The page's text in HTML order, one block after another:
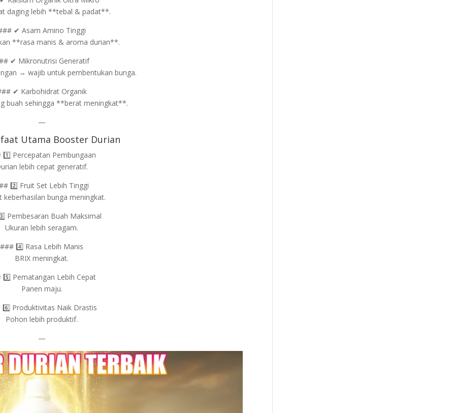
daging lebih **tebal & padat**.
✔ Asam Amino Tinggi
**rasa manis & aroma durian**.
✔ Mikronutrisi Generatif
→ wajib untuk pembentukan bunga.
✔ Karbohidrat Organik
buah sehingga **berat meningkat**.
—
Utama Booster Durian
Percepatan Pembungaan
lebih cepat generatif.
2️⃣ Fruit Set Lebih Tinggi
keberhasilan bunga meningkat.
Pembesaran Buah Maksimal
Ukuran lebih seragam.
### 4️⃣ Rasa Lebih Manis
BRIX meningkat.
5️⃣ Pematangan Lebih Cepat
Panen maju.
Produktivitas Naik Drastis
Pohon lebih produktif.
—